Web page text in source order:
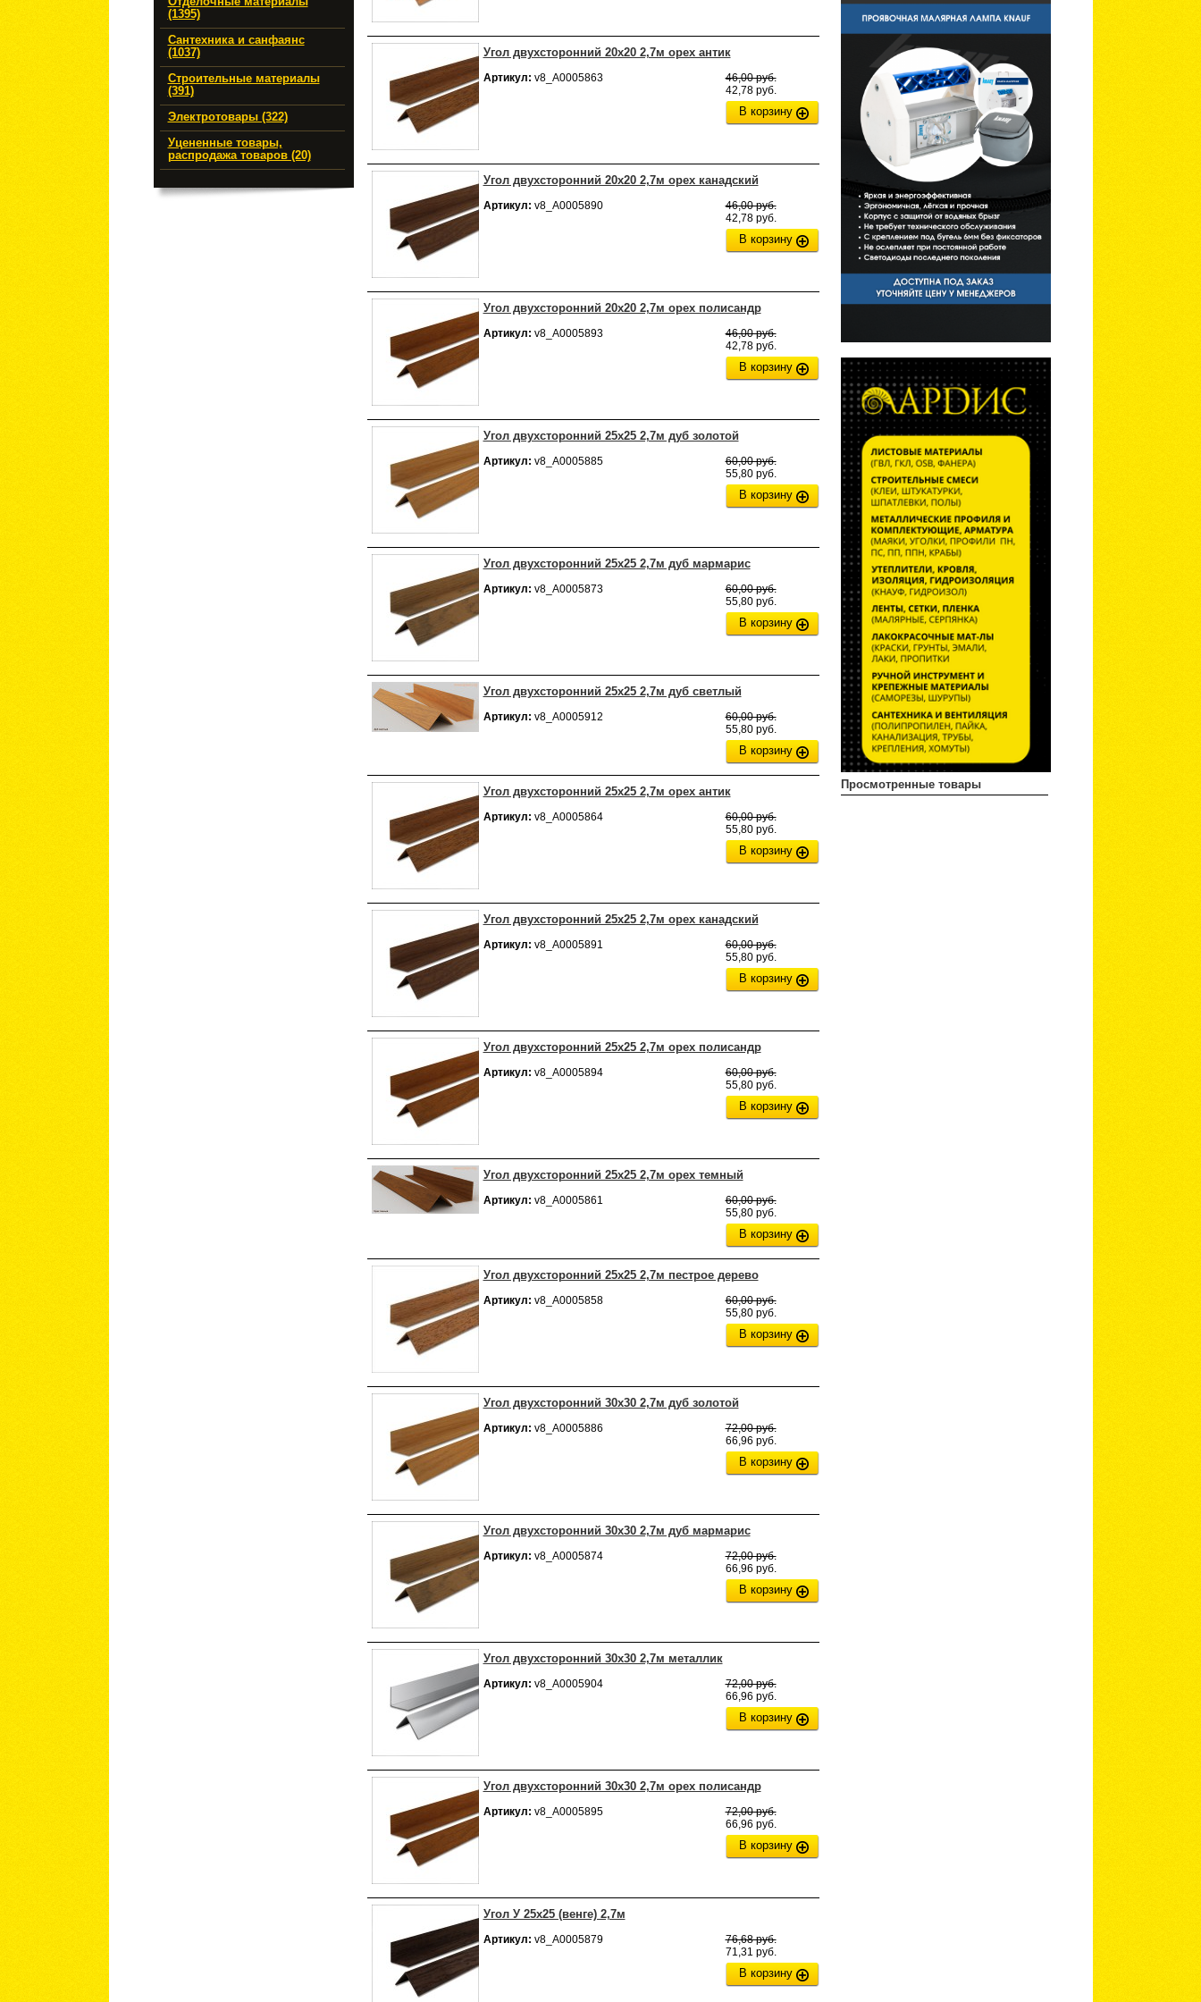
Просмотренные товары
(1395)
Сантехника и санфаянс
(1037)
Строительные материалы
(391)
Электротовары (322)
Уцененные товары,
распродажа товаров (20)
Угол двухсторонний 20х20 2,7м орех антик
Артикул: v8_А0005863
46,00 руб.
42,78 руб.
В корзину
Угол двухсторонний 20х20 2,7м орех канадский
Артикул: v8_А0005890
46,00 руб.
42,78 руб.
В корзину
Угол двухсторонний 20х20 2,7м орех полисандр
Артикул: v8_А0005893
46,00 руб.
42,78 руб.
В корзину
Угол двухсторонний 25х25 2,7м дуб золотой
Артикул: v8_А0005885
60,00 руб.
55,80 руб.
В корзину
Угол двухсторонний 25х25 2,7м дуб мармарис
Артикул: v8_А0005873
60,00 руб.
55,80 руб.
В корзину
Угол двухсторонний 25х25 2,7м дуб светлый
Артикул: v8_А0005912
60,00 руб.
55,80 руб.
В корзину
Угол двухсторонний 25х25 2,7м орех антик
Артикул: v8_А0005864
60,00 руб.
55,80 руб.
В корзину
Угол двухсторонний 25х25 2,7м орех канадский
Артикул: v8_А0005891
60,00 руб.
55,80 руб.
В корзину
Угол двухсторонний 25х25 2,7м орех полисандр
Артикул: v8_А0005894
60,00 руб.
55,80 руб.
В корзину
Угол двухсторонний 25х25 2,7м орех темный
Артикул: v8_А0005861
60,00 руб.
55,80 руб.
В корзину
Угол двухсторонний 25х25 2,7м пестрое дерево
Артикул: v8_А0005858
60,00 руб.
55,80 руб.
В корзину
Угол двухсторонний 30х30 2,7м дуб золотой
Артикул: v8_А0005886
72,00 руб.
66,96 руб.
В корзину
Угол двухсторонний 30х30 2,7м дуб мармарис
Артикул: v8_А0005874
72,00 руб.
66,96 руб.
В корзину
Угол двухсторонний 30х30 2,7м металлик
Артикул: v8_А0005904
72,00 руб.
66,96 руб.
В корзину
Угол двухсторонний 30х30 2,7м орех полисандр
Артикул: v8_А0005895
72,00 руб.
66,96 руб.
В корзину
Угол У 25х25 (венге) 2,7м
Артикул: v8_А0005879
76,68 руб.
71,31 руб.
В корзину